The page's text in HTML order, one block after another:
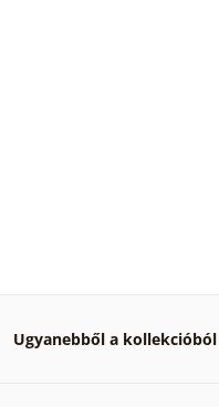
Ugyanebből a kollekcióból